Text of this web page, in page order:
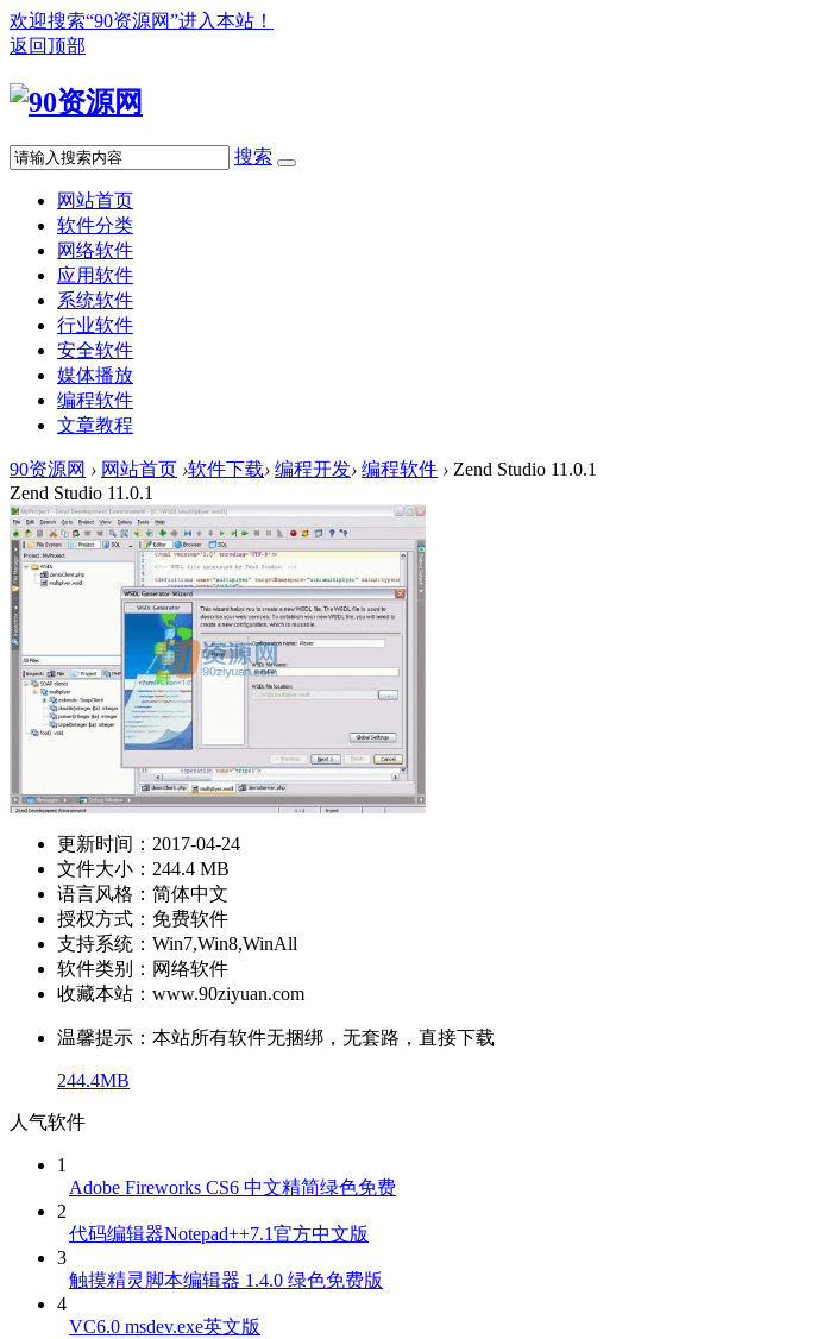
欢迎搜索“90资源网”进入本站！
返回顶部
搜索
网站首页
软件分类
网络软件
应用软件
系统软件
行业软件
安全软件
媒体播放
编程软件
文章教程
90资源网 › 网站首页 ›软件下载› 编程开发› 编程软件 › Zend Studio 11.0.1
Zend Studio 11.0.1
更新时间： 2017-04-24
文件大小：244.4 MB
语言风格：简体中文
授权方式：免费软件
支持系统：Win7,Win8,WinAll
软件类别：网络软件
收藏本站：www.90ziyuan.com
温馨提示：本站所有软件无捆绑，无套路，直接下载
244.4MB
人气软件
1
Adobe Fireworks CS6 中文精简绿色免费
2
代码编辑器Notepad++7.1官方中文版
3
触摸精灵脚本编辑器 1.4.0 绿色免费版
4
VC6.0 msdev.exe英文版